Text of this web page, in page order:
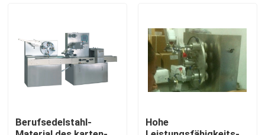
Berufsedelstahl-
Hohe